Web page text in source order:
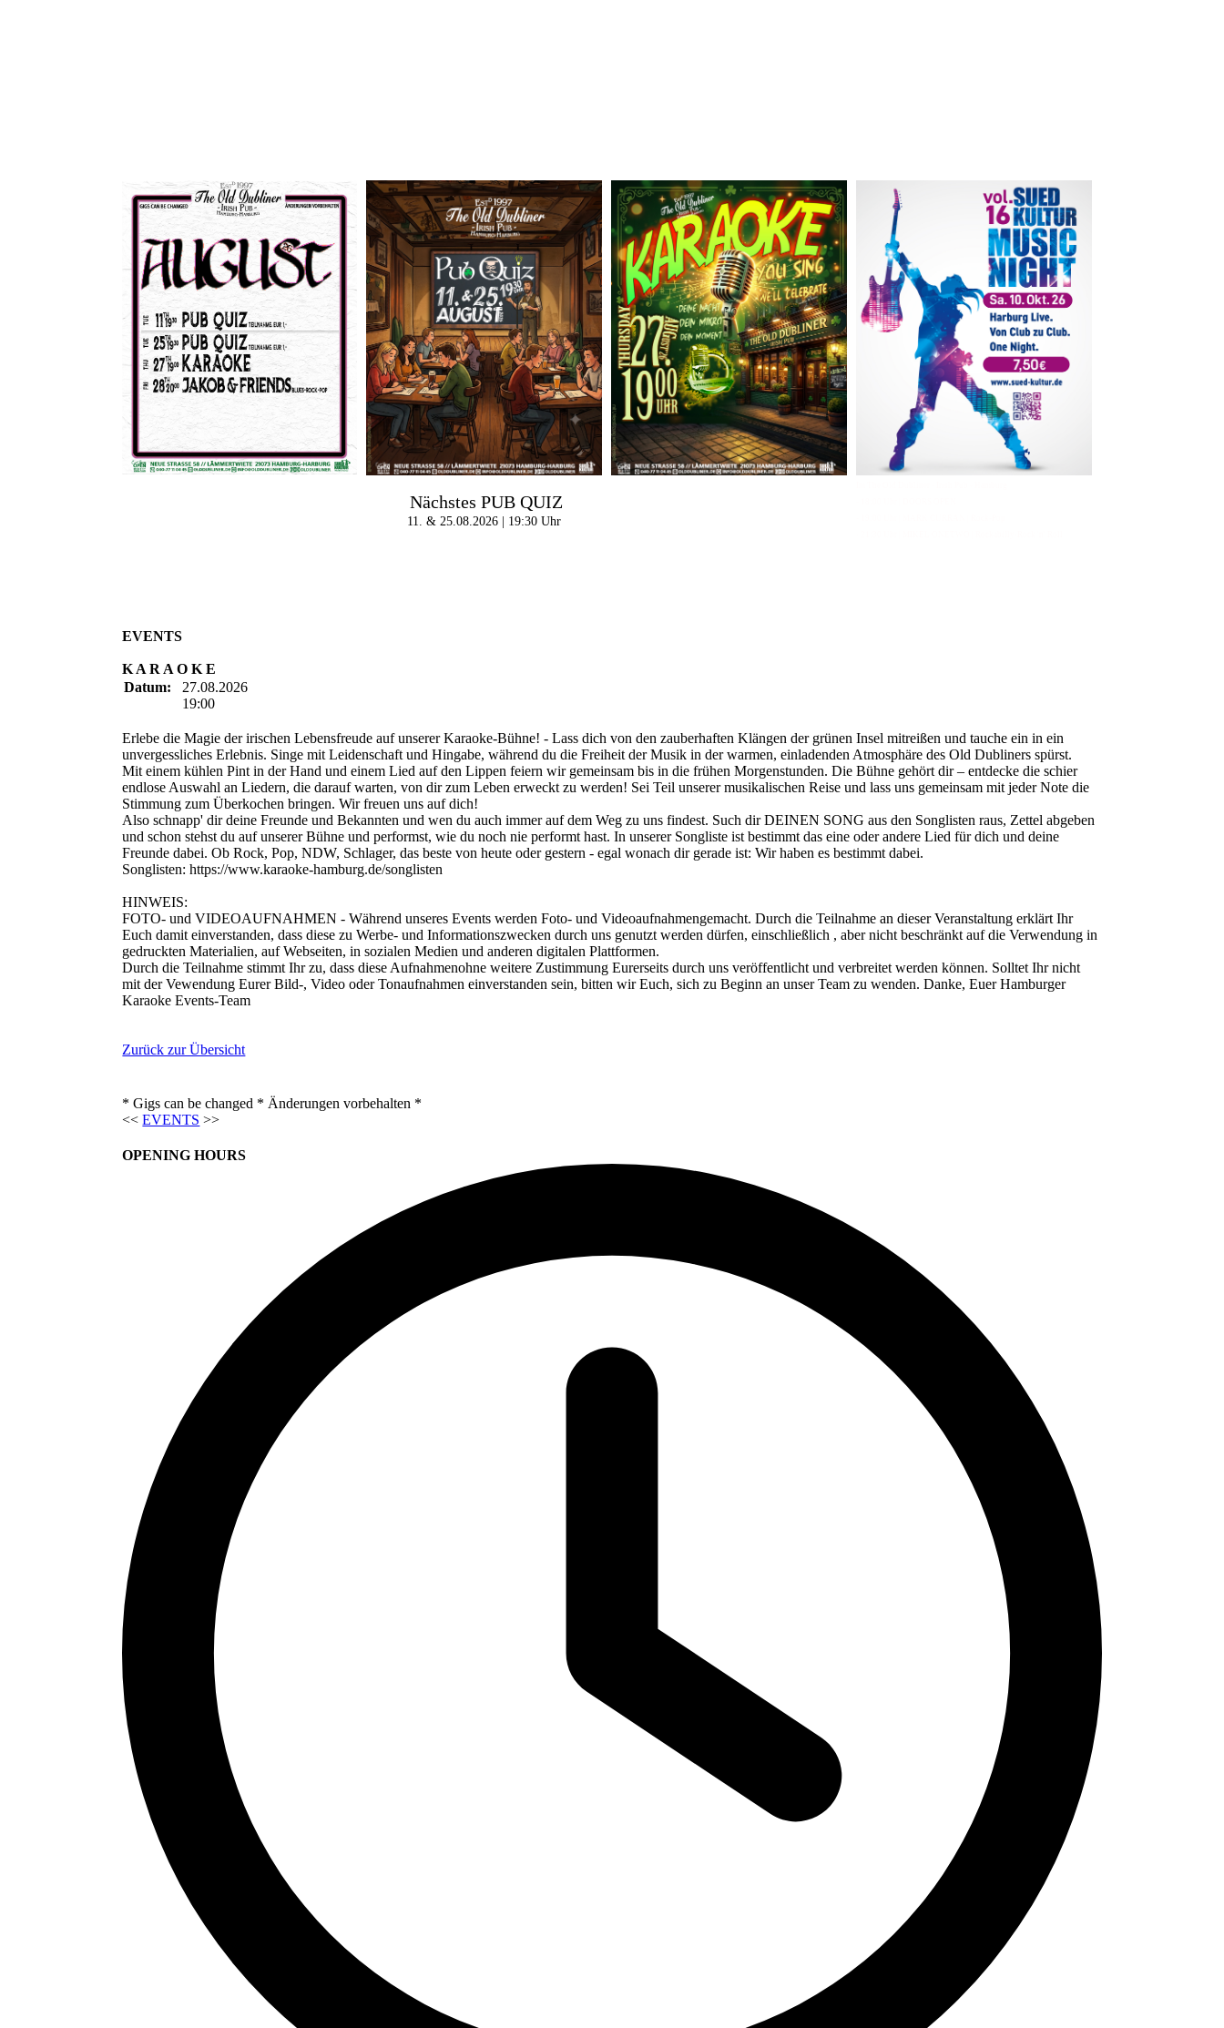
Nächstes PUB QUIZ
11. & 25.08.2026 | 19:30 Uhr
EVENTS
K A R A O K E
Datum:
27.08.2026
19:00
Erlebe die Magie der irischen Lebensfreude auf unserer Karaoke-Bühne! - Lass dich von den zauberhaften Klängen der grünen Insel mitreißen und tauche ein in ein
unvergessliches Erlebnis. Singe mit Leidenschaft und Hingabe, während du die Freiheit der Musik in der warmen, einladenden Atmosphäre des Old Dubliners spürst.
Mit einem kühlen Pint in der Hand und einem Lied auf den Lippen feiern wir gemeinsam bis in die frühen Morgenstunden. Die Bühne gehört dir – entdecke die schier
endlose Auswahl an Liedern, die darauf warten, von dir zum Leben erweckt zu werden! Sei Teil unserer musikalischen Reise und lass uns gemeinsam mit jeder Note die
Stimmung zum Überkochen bringen. Wir freuen uns auf dich!
Also schnapp' dir deine Freunde und Bekannten und wen du auch immer auf dem Weg zu uns findest. Such dir DEINEN SONG aus den Songlisten raus, Zettel abgeben
und schon stehst du auf unserer Bühne und performst, wie du noch nie performt hast. In unserer Songliste ist bestimmt das eine oder andere Lied für dich und deine
Freunde dabei. Ob Rock, Pop, NDW, Schlager, das beste von heute oder gestern - egal wonach dir gerade ist: Wir haben es bestimmt dabei.
Songlisten: https://www.karaoke-hamburg.de/songlisten
HINWEIS:
FOTO- und VIDEOAUFNAHMEN - Während unseres Events werden Foto- und Videoaufnahmengemacht. Durch die Teilnahme an dieser Veranstaltung erklärt Ihr
Euch damit einverstanden, dass diese zu Werbe- und Informationszwecken durch uns genutzt werden dürfen, einschließlich , aber nicht beschränkt auf die Verwendung in
gedruckten Materialien, auf Webseiten, in sozialen Medien und anderen digitalen Plattformen.
Durch die Teilnahme stimmt Ihr zu, dass diese Aufnahmenohne weitere Zustimmung Eurerseits durch uns veröffentlicht und verbreitet werden können. Solltet Ihr nicht
mit der Vewendung Eurer Bild-, Video oder Tonaufnahmen einverstanden sein, bitten wir Euch, sich zu Beginn an unser Team zu wenden. Danke, Euer Hamburger
Karaoke Events-Team
Zurück zur Übersicht
* Gigs can be changed * Änderungen vorbehalten *
<<EVENTS >>
OPENING HOURS